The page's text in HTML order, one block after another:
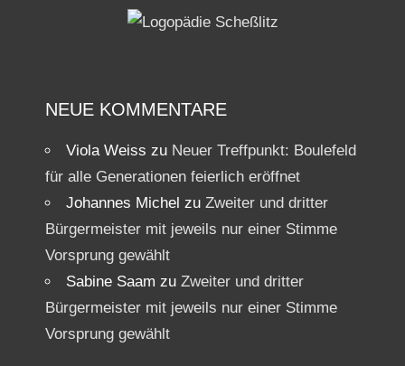
NEUE KOMMENTARE
Viola Weiss zu Neuer Treffpunkt: Boulefeld
für alle Generationen feierlich eröffnet
Johannes Michel zu Zweiter und dritter
Bürgermeister mit jeweils nur einer Stimme
Vorsprung gewählt
Sabine Saam zu Zweiter und dritter
Bürgermeister mit jeweils nur einer Stimme
Vorsprung gewählt